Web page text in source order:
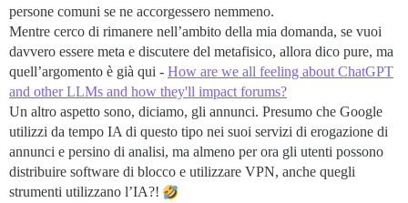
persone comuni se ne accorgessero nemmeno.
Mentre cerco di rimanere nell’ambito della mia domanda, se vuoi
davvero essere meta e discutere del metafisico, allora dico pure, ma
quell’argomento è già qui - How are we all feeling about ChatGPT
and other LLMs and how they'll impact forums?
Un altro aspetto sono, diciamo, gli annunci. Presumo che Google
utilizzi da tempo IA di questo tipo nei suoi servizi di erogazione di
annunci e persino di analisi, ma almeno per ora gli utenti possono
distribuire software di blocco e utilizzare VPN, anche quegli
strumenti utilizzano l’IA?!